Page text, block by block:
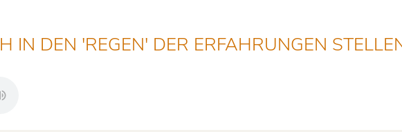
IN DEN 'REGEN' DER ERFAHRUNGEN